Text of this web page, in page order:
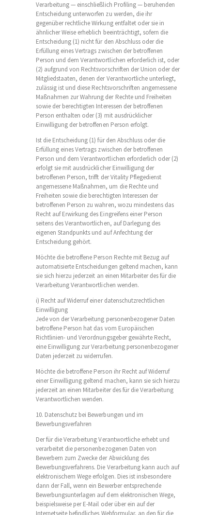
Verarbeitung — einschließlich Profiling — beruhenden
Entscheidung unterworfen zu werden, die ihr
gegenüber rechtliche Wirkung entfaltet oder sie in
ähnlicher Weise erheblich beeinträchtigt, sofern die
Entscheidung (1) nicht für den Abschluss oder die
Erfüllung eines Vertrags zwischen der betroffenen
Person und dem Verantwortlichen erforderlich ist, oder
(2) aufgrund von Rechtsvorschriften der Union oder der
Mitgliedstaaten, denen der Verantwortliche unterliegt,
zulässig ist und diese Rechtsvorschriften angemessene
Maßnahmen zur Wahrung der Rechte und Freiheiten
sowie der berechtigten Interessen der betroffenen
Person enthalten oder (3) mit ausdrücklicher
Einwilligung der betroffenen Person erfolgt.
Ist die Entscheidung (1) für den Abschluss oder die
Erfüllung eines Vertrags zwischen der betroffenen
Person und dem Verantwortlichen erforderlich oder (2)
erfolgt sie mit ausdrücklicher Einwilligung der
betroffenen Person, trifft der Vitality Pflegedienst
angemessene Maßnahmen, um die Rechte und
Freiheiten sowie die berechtigten Interessen der
betroffenen Person zu wahren, wozu mindestens das
Recht auf Erwirkung des Eingreifens einer Person
seitens des Verantwortlichen, auf Darlegung des
eigenen Standpunkts und auf Anfechtung der
Entscheidung gehört.
Möchte die betroffene Person Rechte mit Bezug auf
automatisierte Entscheidungen geltend machen, kann
sie sich hierzu jederzeit an einen Mitarbeiter des für die
Verarbeitung Verantwortlichen wenden.
i) Recht auf Widerruf einer datenschutzrechtlichen
Einwilligung
Jede von der Verarbeitung personenbezogener Daten
betroffene Person hat das vom Europäischen
Richtlinien- und Verordnungsgeber gewährte Recht,
eine Einwilligung zur Verarbeitung personenbezogener
Daten jederzeit zu widerrufen.
Möchte die betroffene Person ihr Recht auf Widerruf
einer Einwilligung geltend machen, kann sie sich hierzu
jederzeit an einen Mitarbeiter des für die Verarbeitung
Verantwortlichen wenden.
10. Datenschutz bei Bewerbungen und im
Bewerbungsverfahren
Der für die Verarbeitung Verantwortliche erhebt und
verarbeitet die personenbezogenen Daten von
Bewerbern zum Zwecke der Abwicklung des
Bewerbungsverfahrens. Die Verarbeitung kann auch auf
elektronischem Wege erfolgen. Dies ist insbesondere
dann der Fall, wenn ein Bewerber entsprechende
Bewerbungsunterlagen auf dem elektronischen Wege,
beispielsweise per E-Mail oder über ein auf der
Internetseite befindliches Webformular, an den für die